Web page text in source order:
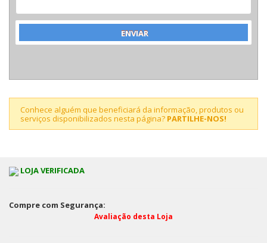
Conhece alguém que beneficiará da informação, produtos ou
serviços disponibilizados nesta página? PARTILHE-NOS!
LOJA VERIFICADA
Compre com Segurança:
Avaliação desta Loja